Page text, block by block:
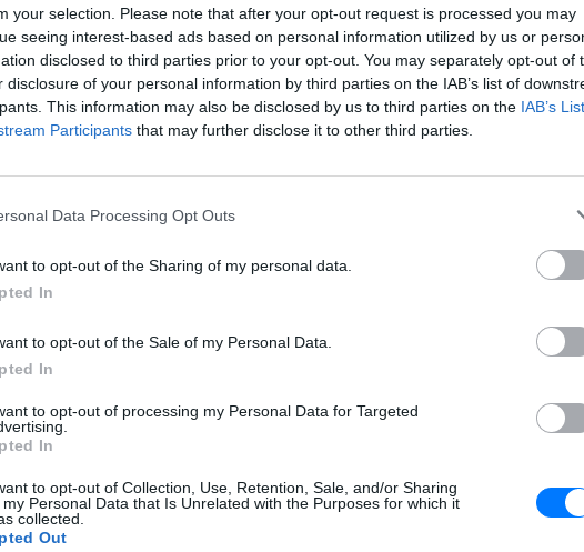
your selection. Please note that after your opt-out request is processed you may
seeing interest-based ads based on personal information utilized by us or
disclosed to third parties prior to your opt-out. You may separately opt-out of
disclosure of your personal information by third parties on the IAB’s list of
This information may also be disclosed by us to third parties on the IAB’s
Participants that may further disclose it to other third parties.
Data Processing Opt Outs
to opt-out of the Sharing of my personal data.
In
to opt-out of the Sale of my Personal Data.
In
to opt-out of processing my Personal Data for Targeted
In
to opt-out of Collection, Use, Retention, Sale, and/or Sharing
my Personal Data that Is Unrelated with the Purposes for which it
collected.
Out
Οι
εισιτήρια -
τις τιμές
Έφτιαξαν
μουσική -
στοGoogle Newsκαι μάθετε πρώτοι
Τα νέα της ημέρας και ότι σου κάνει κλικ!
και στο Instagram